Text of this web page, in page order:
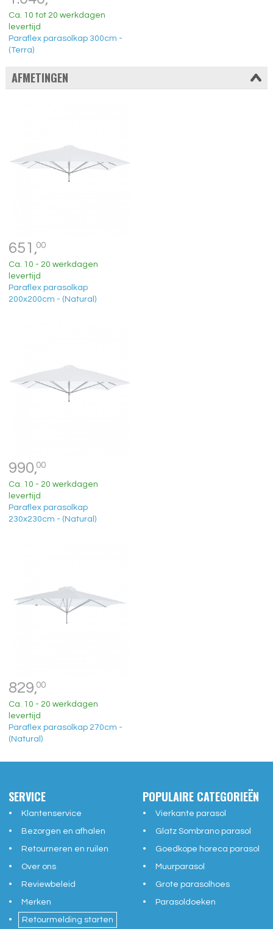
Ca. 10 tot 20 werkdagen
levertijd
Paraflex parasolkap 300cm -
(Terra)
AFMETINGEN
651,00
Ca. 10 - 20 werkdagen
levertijd
Paraflex parasolkap
200x200cm - (Natural)
990,00
Ca. 10 - 20 werkdagen
levertijd
Paraflex parasolkap
230x230cm - (Natural)
829,00
Ca. 10 - 20 werkdagen
levertijd
Paraflex parasolkap 270cm -
(Natural)
SERVICE
Klantenservice
Bezorgen en afhalen
Retourneren en ruilen
Over ons
Reviewbeleid
Merken
Retourmelding starten
POPULAIRE CATEGORIEËN
Vierkante parasol
Glatz Sombrano parasol
Goedkope horeca parasol
Muurparasol
Grote parasolhoes
Parasoldoeken